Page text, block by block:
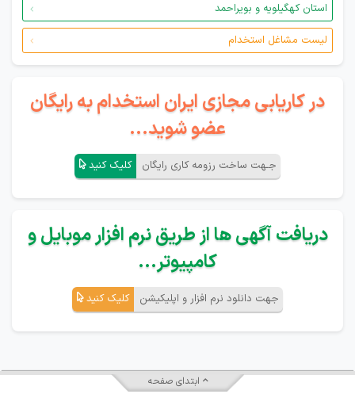
استان کهگیلویه و بویراحمد
لیست مشاغل استخدام
در کاریابی مجازی ایران استخدام به رایگان
عضو شوید...
جـهت ساخت رزومه کاری رایگان کلیک کنید
دریافت آگهی ها از طریق نرم افزار موبایل و
کامپیوتر...
جهت دانلود نرم افزار و اپلیکیشن کلیک کنید
ابتدای صفحه